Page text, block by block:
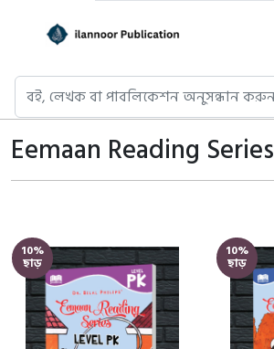
Eemaan Reading Series
10%
ছাড়
10%
ছাড়